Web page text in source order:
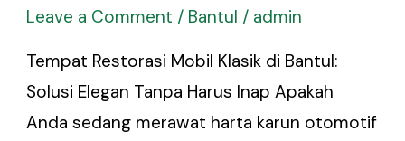
Leave a Comment / Bantul / admin
Tempat Restorasi Mobil Klasik di Bantul:
Solusi Elegan Tanpa Harus Inap Apakah
Anda sedang merawat harta karun otomotif